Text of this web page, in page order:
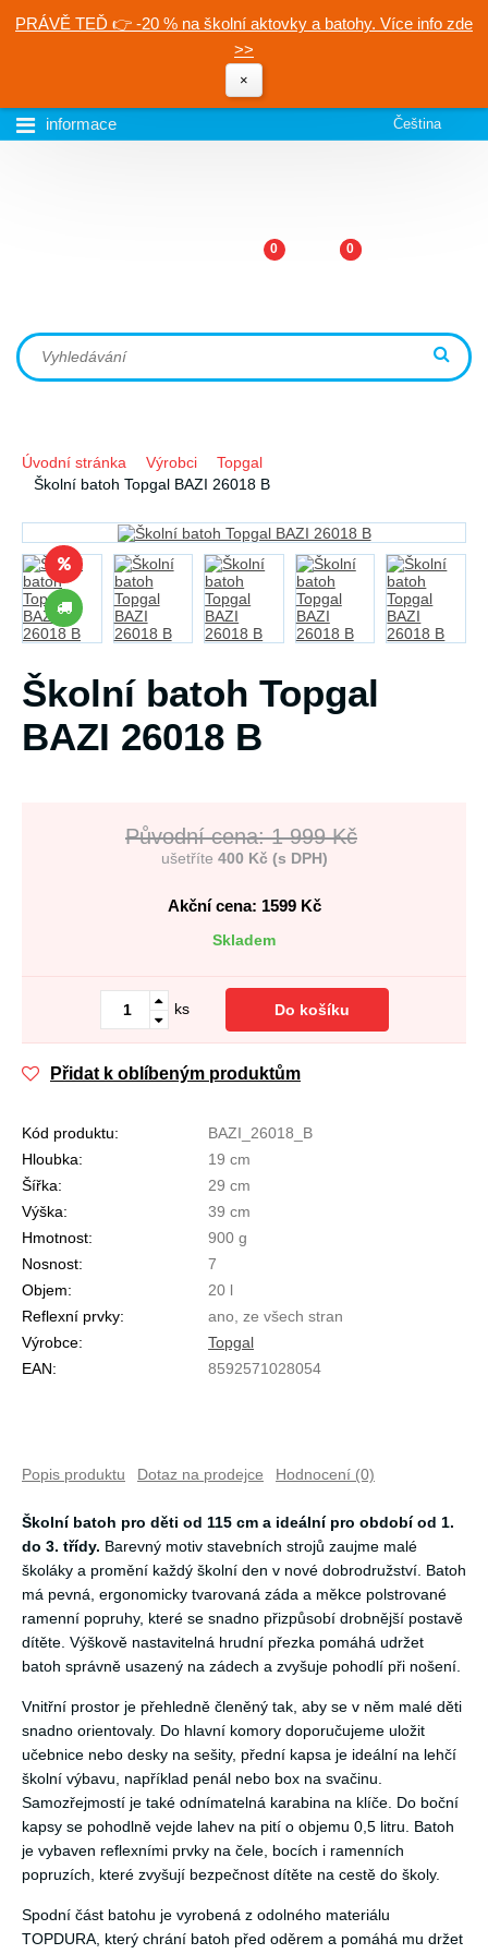
PRÁVĚ TEĎ 👉 -20 % na školní aktovky a batohy. Více info zde
>>
×
informace Čeština
0 0
Úvodní stránka Výrobci
Topgal
Školní batoh Topgal BAZI 26018 B
Školní batoh Topgal
BAZI 26018 B
Původní cena: 1 999 Kč
ušetříte 400 Kč (s DPH)
Akční cena: 1599Kč
Skladem
ks Do košíku
Přidat k oblíbeným produktům
Kód produktu:
BAZI_26018_B
Hloubka:
19 cm
Šířka:
29 cm
Výška:
39 cm
Hmotnost:
900 g
Nosnost:
7
Objem:
20 l
Reflexní prvky:
ano, ze všech stran
Výrobce:
Topgal
EAN:
8592571028054
Popis produktu Dotaz na prodejce Hodnocení (0)
Školní batoh pro děti od 115 cm a ideální pro období od 1.
do 3. třídy. Barevný motiv stavebních strojů zaujme malé
školáky a promění každý školní den v nové dobrodružství. Batoh
má pevná, ergonomicky tvarovaná záda a měkce polstrované
ramenní popruhy, které se snadno přizpůsobí drobnější postavě
dítěte. Výškově nastavitelná hrudní přezka pomáhá udržet
batoh správně usazený na zádech a zvyšuje pohodlí při nošení.
Vnitřní prostor je přehledně členěný tak, aby se v něm malé děti
snadno orientovaly. Do hlavní komory doporučujeme uložit
učebnice nebo desky na sešity, přední kapsa je ideální na lehčí
školní výbavu, například penál nebo box na svačinu.
Samozřejmostí je také odnímatelná karabina na klíče. Do boční
kapsy se pohodlně vejde lahev na pití o objemu 0,5 litru. Batoh
je vybaven reflexními prvky na čele, bocích i ramenních
popruzích, které zvyšují bezpečnost dítěte na cestě do školy.
Spodní část batohu je vyrobená z odolného materiálu
TOPDURA, který chrání batoh před oděrem a pomáhá mu držet